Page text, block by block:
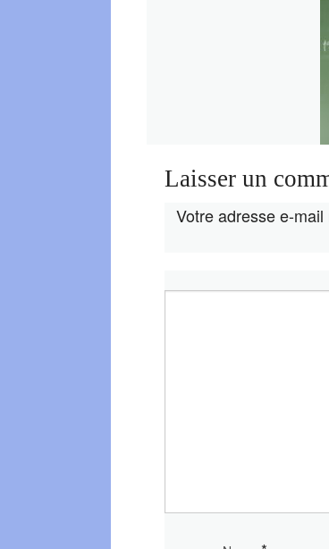
Laisser un
Votre adresse e-